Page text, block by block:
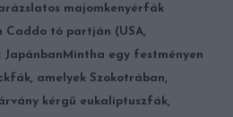
majomkenyérfák
Caddo tó partján (USA,
Japánban Mintha egy festményen
amelyek Szokotrában,
kérgű eukaliptuszfák,